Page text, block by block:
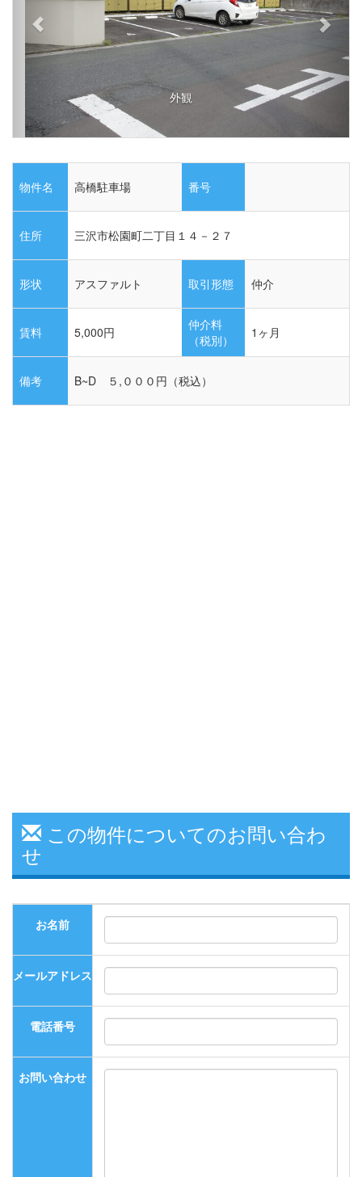
外観
物件名 高橋駐車場 番号
住所 三沢市松園町二丁目１４－２７
形状 アスファルト 取引形態 仲介
賃料 5,000円
仲介料
（税別）
1ヶ月
備考 B~D ５,０００円（税込）
この物件についてのお問い合わ
せ
お名前
メールアドレス
電話番号
お問い合わせ